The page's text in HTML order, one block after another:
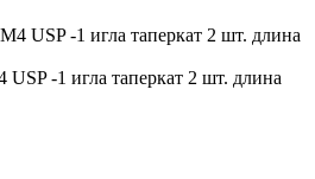
-1 игла таперкат 2 шт. длина